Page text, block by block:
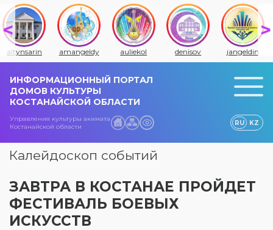
altynsarin amangeldy auliekol denisov jangeldin
ИНФОРМАЦИОННЫЙ ПОРТАЛ
ДОМОВ КУЛЬТУРЫ
КОСТАНАЙСКОЙ ОБЛАСТИ
Управления культуры акимата
Костанайской области
RU KZ
Калейдоскоп событий
ЗАВТРА В КОСТАНАЕ ПРОЙДЕТ
ФЕСТИВАЛЬ БОЕВЫХ
ИСКУССТВ